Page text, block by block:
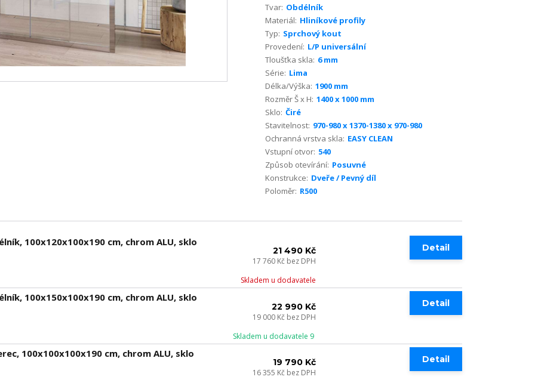
Tvar: Obdélník
Materiál: Hliníkové profily
Typ: Sprchový kout
Provedení: L/P universální
Tloušťka skla: 6 mm
Série: Lima
Délka/Výška: 1900 mm
Rozměr Š x H: 1400 x 1000 mm
Sklo: Čiré
Stavitelnost: 970-980 x 1370-1380 x 970-980
Ochranná vrstva skla: EASY CLEAN
Vstupní otvor: 540
Způsob otevírání: Posuvné
Konstrukce: Dveře / Pevný díl
Poloměr: R500
100x120x100x190 cm, chrom ALU, sklo
21 490 Kč
17 760 Kč bez DPH
Skladem u dodavatele
Detail
100x150x100x190 cm, chrom ALU, sklo
22 990 Kč
19 000 Kč bez DPH
Skladem u dodavatele 9
Detail
100x100x100x190 cm, chrom ALU, sklo
19 790 Kč
16 355 Kč bez DPH
Detail